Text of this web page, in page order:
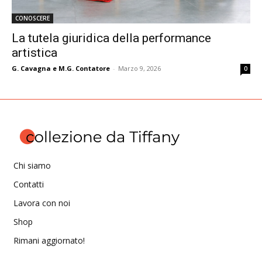
CONOSCERE
La tutela giuridica della performance
artistica
G. Cavagna e M.G. Contatore - Marzo 9, 2026 0
Chi siamo
Contatti
Lavora con noi
Shop
Rimani aggiornato!